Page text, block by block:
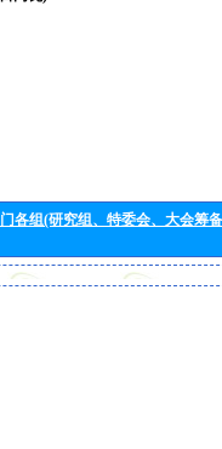
各组(研究组、特委会、大会筹